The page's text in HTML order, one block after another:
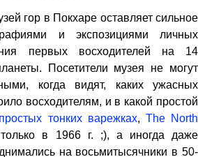
гор в Покхаре оставляет сильное
и экспозициями личных
первых восходителей на 14
Посетители музея не могут
когда видят, каких ужасных
восходителям, и в какой простой
простых тонких варежках, The North
в 1966 г. ;), а иногда даже
на восьмитысячники в 50-